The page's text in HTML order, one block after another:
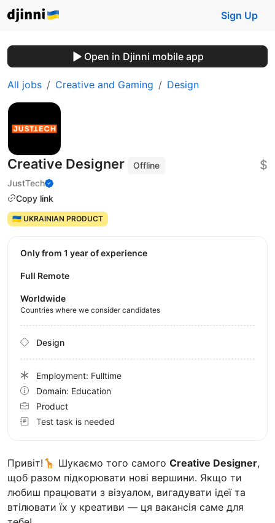
Sign Up
Open in Djinni mobile app
All jobs Creative and Gaming Design
Creative Designer
Offline
JustTech
Copy link
$
🇺🇦 UKRAINIAN PRODUCT
Привіт!🦒 Шукаємо того самого Creative Designer,
щоб разом підкорювати нові вершини. Якщо ти
любиш працювати з візуалом, вигадувати ідеї та
втілювати їх у креативи — ця вакансія саме для
Only from 1 year of experience
Full Remote
Worldwide
Countries where we consider candidates
Design
Employment: Fulltime
Domain: Education
Product
Test task is needed